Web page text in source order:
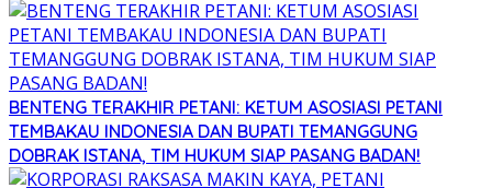
BENTENG TERAKHIR PETANI: KETUM ASOSIASI PETANI
TEMBAKAU INDONESIA DAN BUPATI TEMANGGUNG
DOBRAK ISTANA, TIM HUKUM SIAP PASANG BADAN!